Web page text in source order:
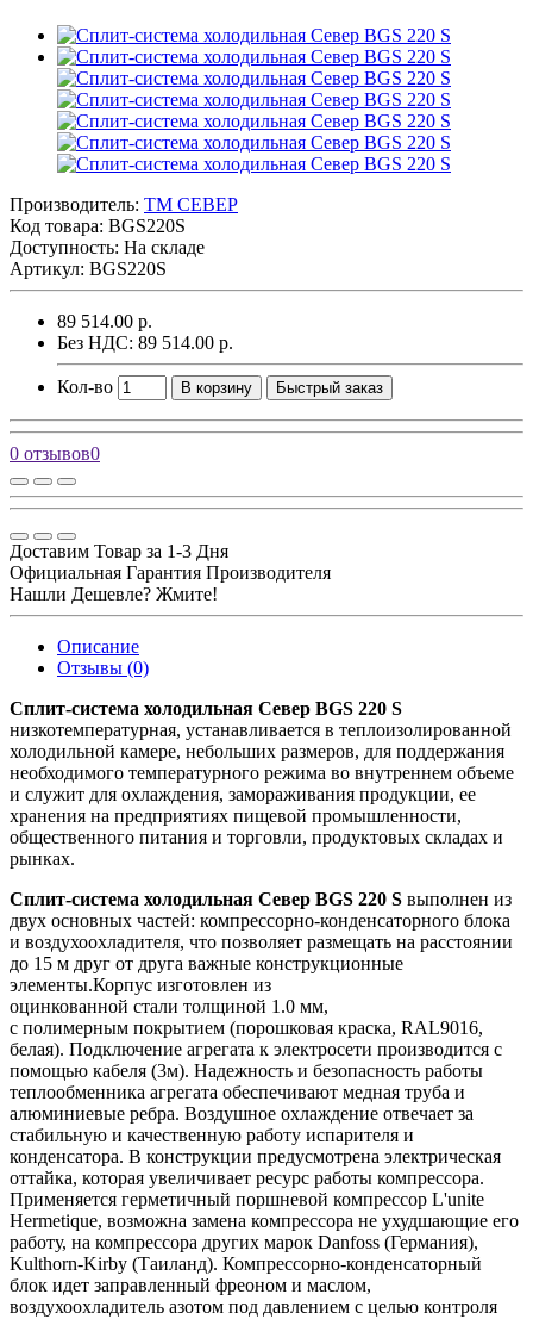
Производитель: ТМ СЕВЕР
Код товара: BGS220S
Доступность: На складе
Артикул: BGS220S
89 514.00 р.
Без НДС: 89 514.00 р.
Кол-во В корзину Быстрый заказ
0 отзывов0
Доставим Товар за 1-3 Дня
Официальная Гарантия Производителя
Нашли Дешевле? Жмите!
Описание
Отзывы (0)
Сплит-система холодильная Север BGS 220 S
низкотемпературная, устанавливается в теплоизолированной
холодильной камере, небольших размеров, для поддержания
необходимого температурного режима во внутреннем объеме
и служит для охлаждения, замораживания продукции, ее
хранения на предприятиях пищевой промышленности,
общественного питания и торговли, продуктовых складах и
рынках.
Сплит-система холодильная Север BGS 220 S выполнен из
двух основных частей: компрессорно-конденсаторного блока
и воздухоохладителя, что позволяет размещать на расстоянии
до 15 м друг от друга важные конструкционные
элементы.Корпус изготовлен из
оцинкованной стали толщиной 1.0 мм,
с полимерным покрытием (порошковая краска, RAL9016,
белая). Подключение агрегата к электросети производится с
помощью кабеля (3м). Надежность и безопасность работы
теплообменника агрегата обеспечивают медная труба и
алюминиевые ребра. Воздушное охлаждение отвечает за
стабильную и качественную работу испарителя и
конденсатора. В конструкции предусмотрена электрическая
оттайка, которая увеличивает ресурс работы компрессора.
Применяется герметичный поршневой компрессор L'unite
Hermetique, возможна замена компрессора не ухудшающие его
работу, на компрессора других марок Danfoss (Германия),
Kulthorn-Kirby (Таиланд). Компрессорно-конденсаторный
блок идет заправленный фреоном и маслом,
воздухоохладитель азотом под давлением с целью контроля